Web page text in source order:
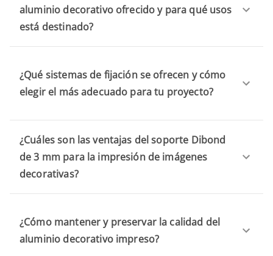
aluminio decorativo ofrecido y para qué usos
está destinado?
¿Qué sistemas de fijación se ofrecen y cómo
elegir el más adecuado para tu proyecto?
¿Cuáles son las ventajas del soporte Dibond
de 3 mm para la impresión de imágenes
decorativas?
¿Cómo mantener y preservar la calidad del
aluminio decorativo impreso?